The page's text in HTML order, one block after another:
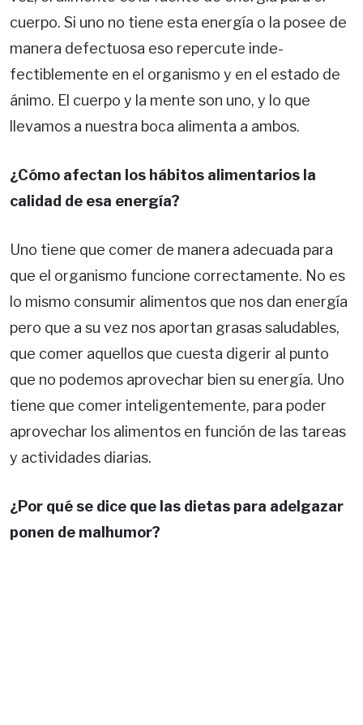
cuerpo. Si uno no tiene esta energía o la posee de
manera defectuosa eso repercute inde­
fectiblemente en el organismo y en el estado de
ánimo. El cuerpo y la mente son uno, y lo que
llevamos a nuestra boca alimenta a ambos.
¿Cómo afectan los hábitos alimentarios la
calidad de esa energía?
Uno tiene que comer de manera adecuada para
que el organismo funcione correctamente. No es
lo mismo consumir alimentos que nos dan energía
pero que a su vez nos aportan gra­sas saludables,
que comer aquellos que cuesta digerir al punto
que no podemos aprovechar bien su energía. Uno
tiene que comer inteligen­temente, para poder
aprovechar los alimentos en función de las tareas
y actividades diarias.
¿Por qué se dice que las dietas para adelgazar
ponen de malhumor?